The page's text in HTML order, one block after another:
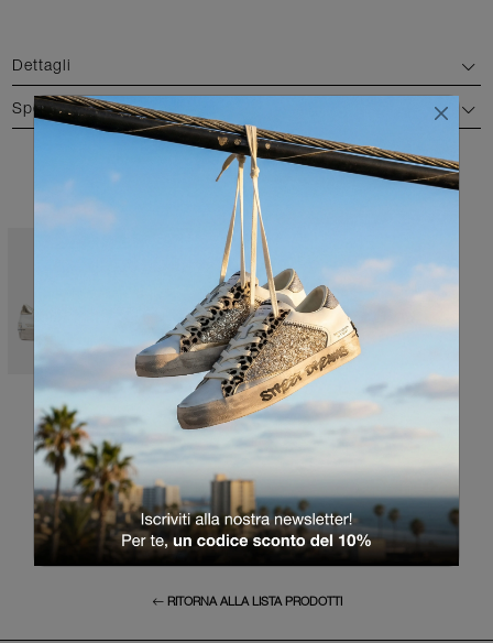
Dettagli
Spedizione e reso
COLORI DISPONIBILI
RITORNA ALLA LISTA PRODOTTI